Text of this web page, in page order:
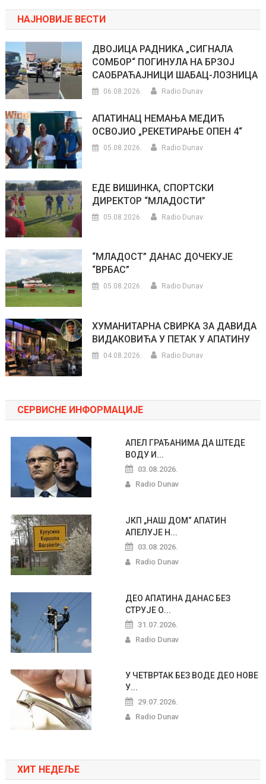
НАЈНОВИЈЕ ВЕСТИ
ДВОЈИЦА РАДНИКА „СИГНАЛА
СОМБОР“ ПОГИНУЛА НА БРЗОЈ
САОБРАЋАЈНИЦИ ШАБАЦ-ЛОЗНИЦА
06.08.2026. Radio Dunav
АПАТИНАЦ НЕМАЊА МЕДИЋ
ОСВОЈИО „РЕКЕТИРАЊЕ ОПЕН 4“
05.08.2026. Radio Dunav
ЕДЕ ВИШИНКА, СПОРТСКИ
ДИРЕКТОР “МЛАДОСТИ”
05.08.2026. Radio Dunav
“МЛАДОСТ” ДАНАС ДОЧЕКУЈЕ
“ВРБАС”
05.08.2026. Radio Dunav
ХУМАНИТАРНА СВИРКА ЗА ДАВИДА
ВИДАКОВИЋА У ПЕТАК У АПАТИНУ
04.08.2026. Radio Dunav
СЕРВИСНЕ ИНФОРМАЦИЈЕ
АПЕЛ ГРАЂАНИМА ДА ШТЕДЕ
ВОДУ И...
03.08.2026.
Radio Dunav
ЈКП „НАШ ДОМ“ АПАТИН
АПЕЛУЈЕ Н...
03.08.2026.
Radio Dunav
ДЕО АПАТИНА ДАНАС БЕЗ
СТРУЈЕ О...
31.07.2026.
Radio Dunav
У ЧЕТВРТАК БЕЗ ВОДЕ ДЕО НОВЕ
У...
29.07.2026.
Radio Dunav
ХИТ НЕДЕЉЕ